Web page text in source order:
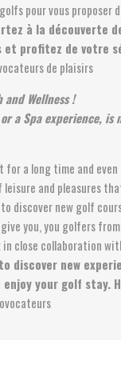
pour vous proposer
à la découverte
et profitez de votre
de plaisirs
and Wellness !
or a Spa experience,
for a long time and
and pleasures
discover new golf
you, you golfers
close collaboration
discover new
your golf stay.